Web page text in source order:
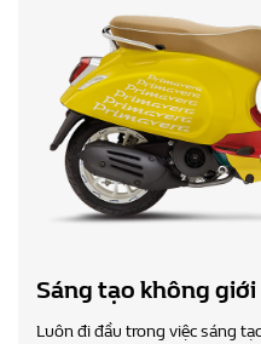
Sáng tạo không giới
Luôn đi đầu trong việc sáng